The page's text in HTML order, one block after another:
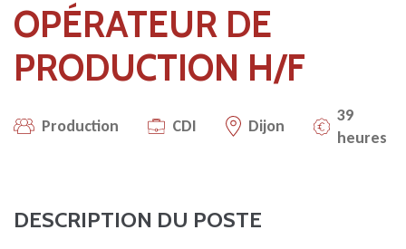
OPÉRATEUR DE
PRODUCTION H/F
Production CDI Dijon
39
heures
DESCRIPTION DU POSTE